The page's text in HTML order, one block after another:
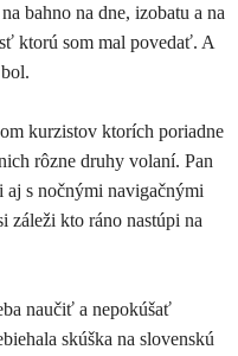
bahno na dne, izobatu a na
ktorú som mal povedať. A
kurzistov ktorích poriadne
rôzne druhy volaní. Pan
aj s nočnými navigačnými
záleži kto ráno nastúpi na
naučiť a nepokúšať
skúška na slovenskú